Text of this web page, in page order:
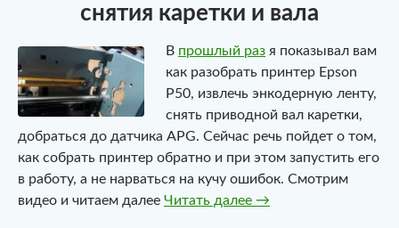
снятия каретки и вала
В прошлый раз я показывал вам
как разобрать принтер Epson
P50, извлечь энкодерную ленту,
снять приводной вал каретки,
добраться до датчика APG. Сейчас речь пойдет о том,
как собрать принтер обратно и при этом запустить его
в работу, а не нарваться на кучу ошибок. Смотрим
видео и читаем далее Читать далее Сборка принтера
→